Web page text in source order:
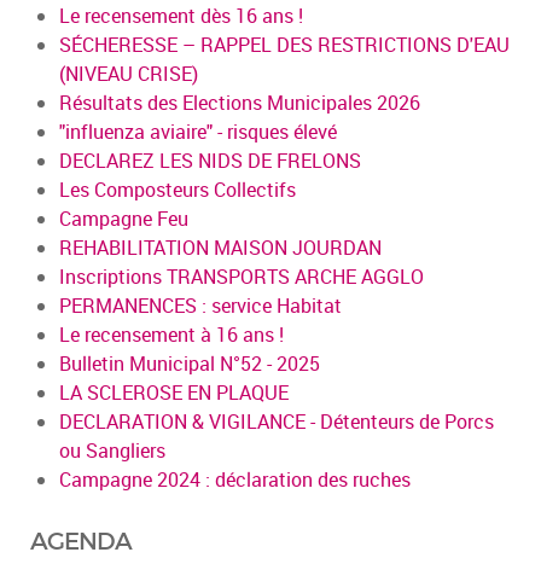
Le recensement dès 16 ans !
SÉCHERESSE – RAPPEL DES RESTRICTIONS D'EAU
(NIVEAU CRISE)
Résultats des Elections Municipales 2026
"influenza aviaire" - risques élevé
DECLAREZ LES NIDS DE FRELONS
Les Composteurs Collectifs
Campagne Feu
REHABILITATION MAISON JOURDAN
Inscriptions TRANSPORTS ARCHE AGGLO
PERMANENCES : service Habitat
Le recensement à 16 ans !
Bulletin Municipal N°52 - 2025
LA SCLEROSE EN PLAQUE
DECLARATION & VIGILANCE - Détenteurs de Porcs
ou Sangliers
Campagne 2024 : déclaration des ruches
AGENDA